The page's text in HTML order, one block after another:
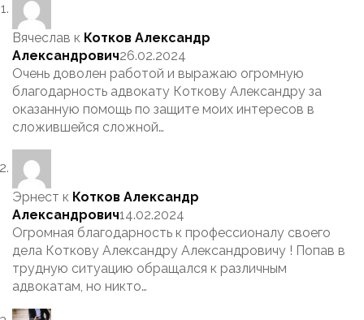
Вячеслав к Котков Александр
Александрович26.02.2024
Очень доволен работой и выражаю огромную
благодарность адвокату Коткову Александру за
оказанную помощь по защите моих интересов в
сложившейся сложной…
Эрнест к Котков Александр
Александрович14.02.2024
Огромная благодарность к профессионалу своего
дела Коткову Александру Александровичу ! Попав в
трудную ситуацию обращался к различным
адвокатам, но никто…